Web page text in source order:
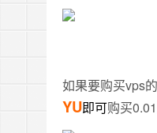
如果要购买vps
YU即可购买